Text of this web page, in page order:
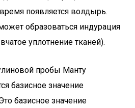
появляется волдырь.
образоваться индурация
уплотнение тканей).
пробы Манту
базисное значение
базисное значение